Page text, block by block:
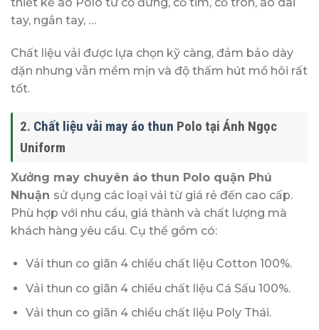
tay, ngắn tay, …
Chất liệu vải được lựa chọn kỹ càng, đảm bảo dày
dặn nhưng vẫn mềm mịn và độ thấm hút mồ hôi rất
tốt.
2. Chất liệu vải may áo thun Polo tại Ánh Ngọc
Uniform
Xưởng may chuyên áo thun Polo quận Phú
Nhuận sử dụng các loại vải từ giá rẻ đến cao cấp.
Phù hợp với nhu cầu, giá thành và chất lượng mà
khách hàng yêu cầu. Cụ thể gồm có:
Vải thun co giãn 4 chiều chất liệu Cotton 100%.
Vải thun co giãn 4 chiều chất liệu Cá Sấu 100%.
Vải thun co giãn 4 chiều chất liệu Poly Thái.